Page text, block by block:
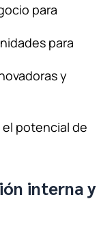
para
para
y
el potencial de
interna y